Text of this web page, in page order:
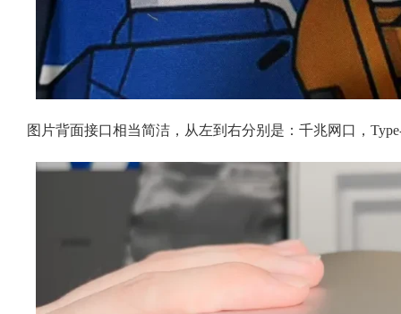
图片背面接口相当简洁，从左到右分别是：千兆网口，